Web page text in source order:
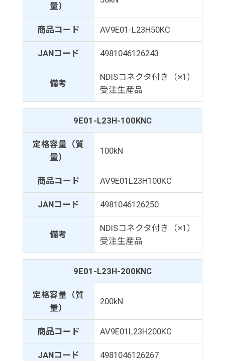
量）
商品コード AV9E01-L23H50KC
JANコード 4981046126243
備考
NDISコネクタ付き（※1）
受注生産品
9E01-L23H-100KNC
定格容量（質
量）
100kN
商品コード AV9E01L23H100KC
JANコード 4981046126250
備考
NDISコネクタ付き（※1）
受注生産品
9E01-L23H-200KNC
定格容量（質
量）
200kN
商品コード AV9E01L23H200KC
JANコード 4981046126267